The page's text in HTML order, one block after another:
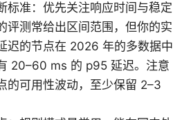
标准：优先关注响应时间与稳定
评测常给出区间范围，但你的实
迟的节点在 2026 年的多数据中
20–60 ms 的 p95 延迟。注意
的可用性波动，至少保留 2–3